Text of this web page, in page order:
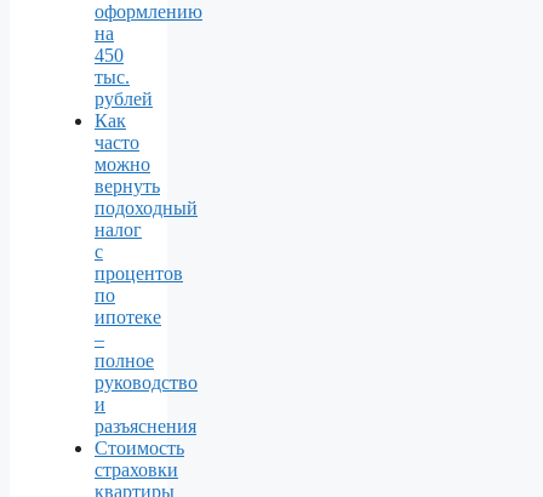
оформлению
на
450
тыс.
рублей
Как
часто
можно
вернуть
подоходный
налог
с
процентов
по
ипотеке
–
полное
руководство
и
разъяснения
Стоимость
страховки
квартиры